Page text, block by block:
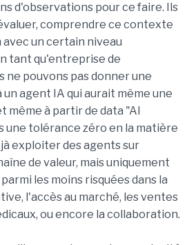
d'observations pour ce faire. Ils
comprendre ce contexte
un certain niveau
tant qu'entreprise de
ne pouvons pas donner une
agent IA qui aurait même une
même à partir de data "AI
une tolérance zéro en la matière
exploiter des agents sur
de valeur, mais uniquement
les moins risquées dans la
l'accès au marché, les ventes
ou encore la collaboration.